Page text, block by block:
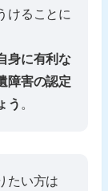
けることに
身に有利な
障害の認定
う 。
たい方は